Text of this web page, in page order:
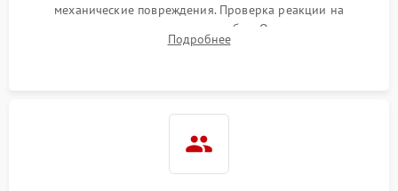
механические повреждения. Проверка реакции на
включение, считывание кодов ошибок. Оценка состояния
матрицы и затвора, проверка работы автофокуса и вспышки.
Подробнее